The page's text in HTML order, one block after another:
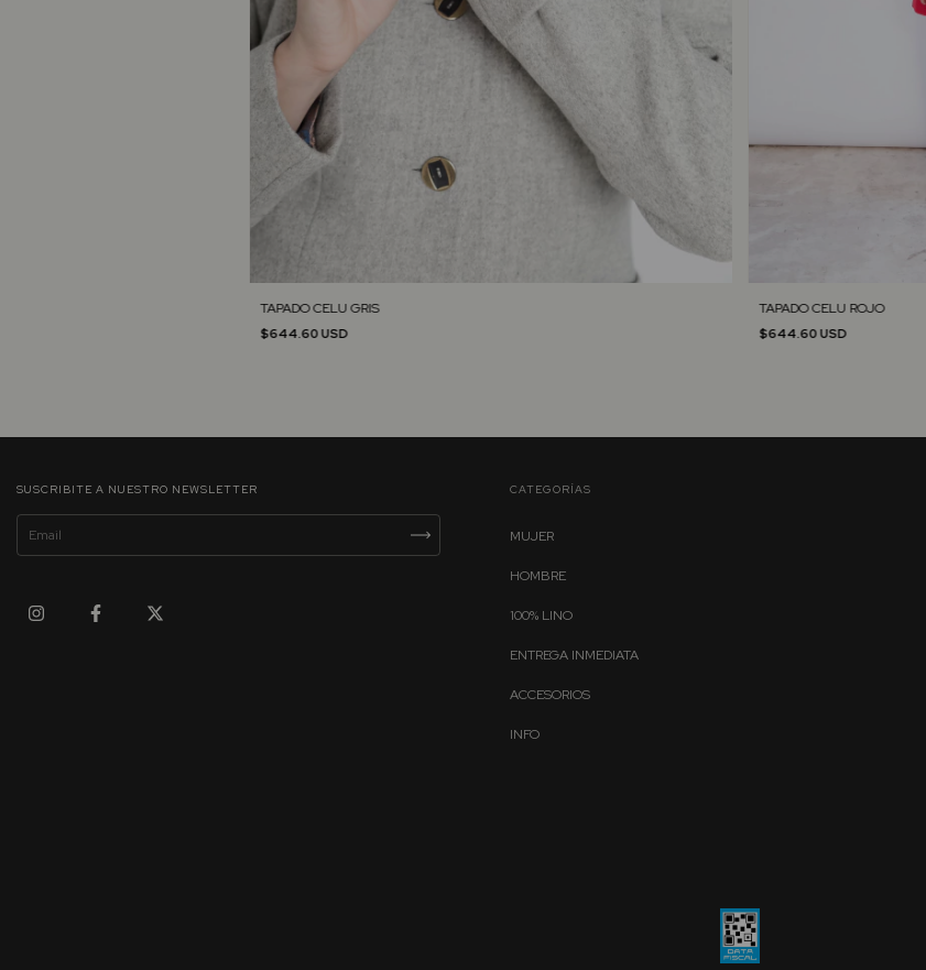
TAPADO CELU GRIS
$644.60 USD
TAPADO CELU ROJO
$644.60 USD
SUSCRIBITE A NUESTRO NEWSLETTER CATEGORÍAS
MUJER
HOMBRE
100% LINO
ENTREGA INMEDIATA
ACCESORIOS
INFO